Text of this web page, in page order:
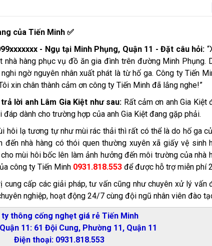
của Tiến Minh ✅
- Ngụ tại Minh Phụng, Quận 11 - Đặt câu hỏi:
nhà hàng phục vụ đồ ăn gia đình trên đường Minh Phụng.
ngờ nguyên nhân xuất phát là từ hố ga. Công ty Tiến
xin chân thành cảm ơn công ty Tiến Minh đã lắng nghe!”
lời anh Lâm Gia Kiệt như sau: Rất cảm ơn anh Gia Kiệt
dành cho trường hợp của anh Gia Kiệt đang gặp phải.
hôi lạ tương tự như mùi rác thải thì rất có thể là do hố ga
nhà hàng có thói quen thường xuyên xã giấy vệ sinh
mùi hôi bốc lên làm ảnh hưởng đến môi trường của nhà
công ty Tiến Minh 0931.818.553 để được hỗ trợ miễn phí
cung cấp các giải pháp, tư vấn cũng như chuyên xử lý vấn
nghiệp, hoạt động 24/7 cùng đội ngũ nhân viên đào
ty thông cống nghẹt giá rẻ Tiến Minh
11: 61 Đội Cung, Phường 11, Quận 11
Điện thoại: 0931.818.553